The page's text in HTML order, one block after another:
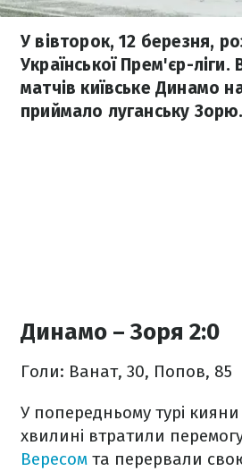
У вівторок, 12 березня,
Української Прем'єр-ліги.
матчів київське Динамо
приймало луганську Зорю.
Динамо – Зоря 2:0
Голи: Ванат, 30, Попов, 85
У попередньому турі
хвилині втратили
Вересом та перервали